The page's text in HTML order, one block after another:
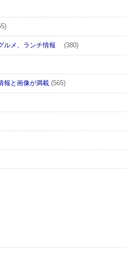
ルメ、ランチ情報 (380)
報と画像が満載 (565)